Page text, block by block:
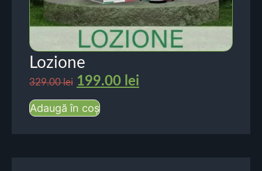
Lozione
329.00lei 199.00 lei
Adaugă în coș